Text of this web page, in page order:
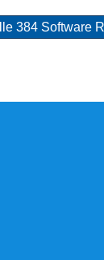
384 Software